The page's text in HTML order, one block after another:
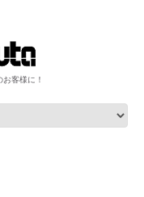
客様に！